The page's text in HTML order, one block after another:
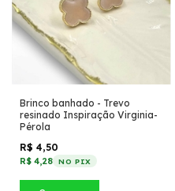
Brinco banhado - Trevo
resinado Inspiração Virginia-
Pérola
R$ 4,50
R$ 4,28 NO PIX